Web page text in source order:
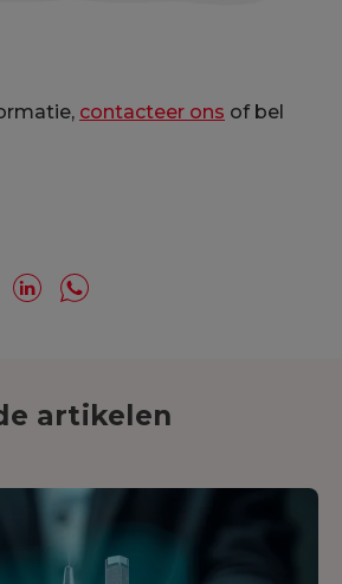
contacteer ons of bel
artikelen